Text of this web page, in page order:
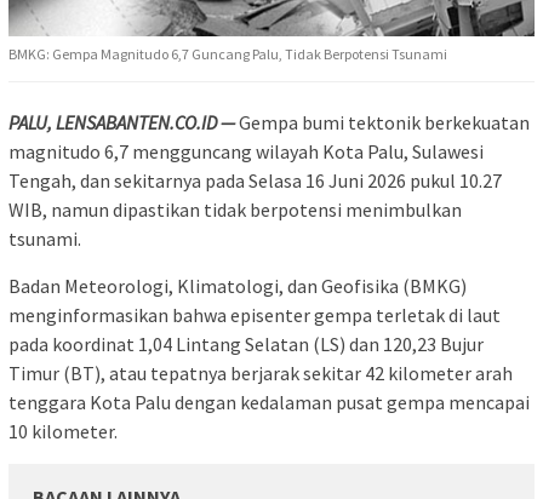
BMKG: Gempa Magnitudo 6,7 Guncang Palu, Tidak Berpotensi Tsunami
PALU, LENSABANTEN.CO.ID —Gempa bumi tektonik berkekuatan
magnitudo 6,7 mengguncang wilayah Kota Palu, Sulawesi
Tengah, dan sekitarnya pada Selasa 16 Juni 2026 pukul 10.27
WIB, namun dipastikan tidak berpotensi menimbulkan
tsunami.
Badan Meteorologi, Klimatologi, dan Geofisika (BMKG)
menginformasikan bahwa episenter gempa terletak di laut
pada koordinat 1,04 Lintang Selatan (LS) dan 120,23 Bujur
Timur (BT), atau tepatnya berjarak sekitar 42 kilometer arah
tenggara Kota Palu dengan kedalaman pusat gempa mencapai
10 kilometer.